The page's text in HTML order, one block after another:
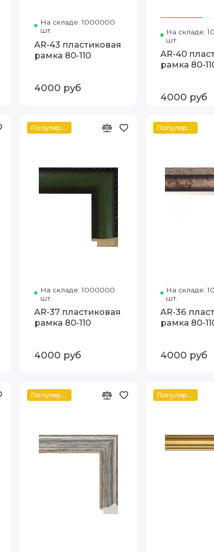
Код товара: 1241-106 80-110
На складе: 1000000
шт.
AR-43 пластиковая
рамка 80-110
4000 руб
На складе:
шт.
AR-40
рамка 80-
4000 руб
Код товара: 55-Red 80-110
Популярное
На складе: 1000000
шт.
Код товара: 55-GR 80-110
AR-37 пластиковая
рамка 80-110
4000 руб
Популярное
На складе:
шт.
AR-36
рамка 80-
4000 руб
Популярное Популярное